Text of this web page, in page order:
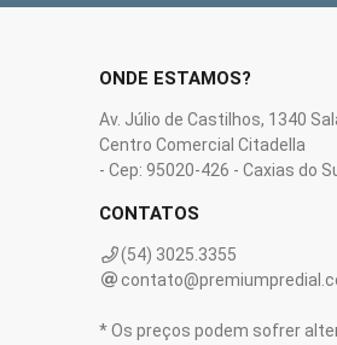
ONDE ESTAMOS?
Av. Júlio de Castilhos, 1340
Centro Comercial Citadella
- Cep: 95020-426 - Caxias do
CONTATOS
(54) 3025.3355
* Os preços podem sofrer